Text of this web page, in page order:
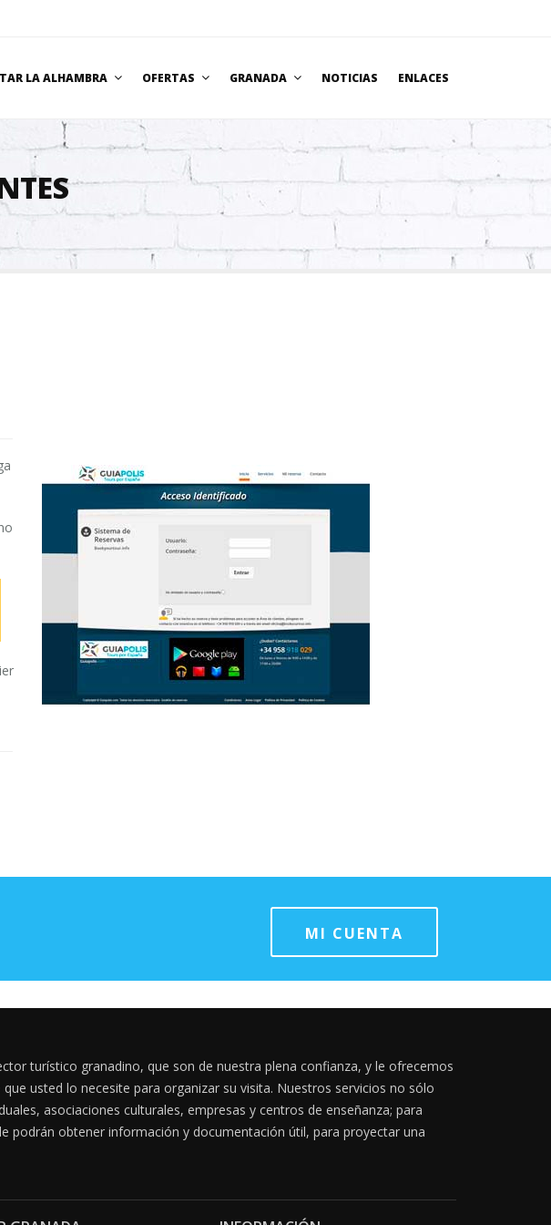
LA ALHAMBRA OFERTAS GRANADA NOTICIAS ENLACES
MI CUENTA
turístico granadino, que son de nuestra plena confianza, y le ofrecemos
usted lo necesite para organizar su visita. Nuestros servicios no sólo
asociaciones culturales, empresas y centros de enseñanza; para
podrán obtener información y documentación útil, para proyectar una